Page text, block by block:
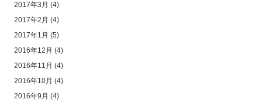
2017年3月 (4)
2017年2月 (4)
2017年1月 (5)
2016年12月 (4)
2016年11月 (4)
2016年10月 (4)
2016年9月 (4)